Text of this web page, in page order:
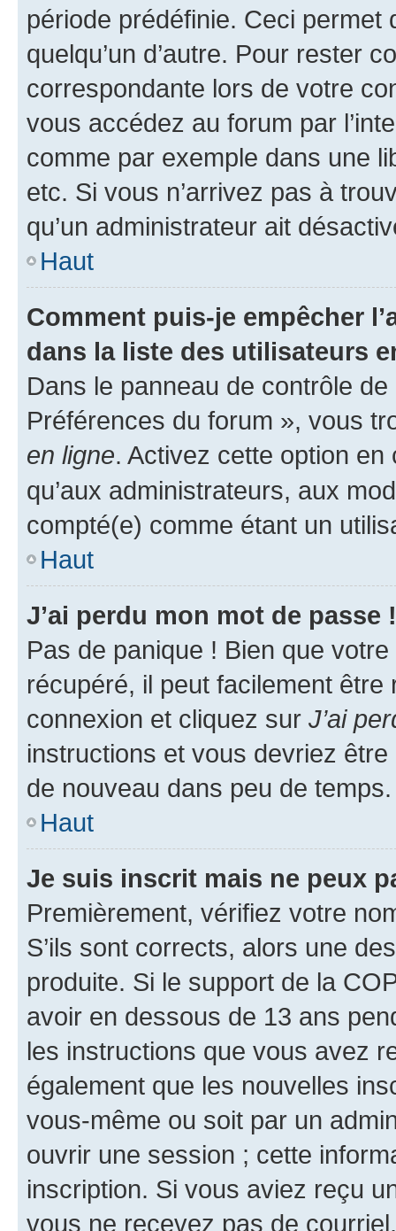
période prédéfinie. Ceci permet
quelqu’un d’autre. Pour rester
correspondante lors de votre
vous accédez au forum par
comme par exemple dans une
etc. Si vous n’arrivez pas à
qu’un administrateur ait
Haut
Comment puis-je empêcher
dans la liste des utilisateurs
Dans le panneau de contrôle
Préférences du forum », vous
en ligne. Activez cette option
qu’aux administrateurs, aux
compté(e) comme étant un
Haut
J’ai perdu mon mot de passe !
Pas de panique ! Bien que
récupéré, il peut facilement
connexion et cliquez sur J’ai
instructions et vous devriez
de nouveau dans peu de temps.
Haut
Je suis inscrit mais ne peux
Premièrement, vérifiez votre
S’ils sont corrects, alors une
produite. Si le support de la
avoir en dessous de 13 ans
les instructions que vous avez
également que les nouvelles
vous-même ou soit par un
ouvrir une session ; cette
inscription. Si vous aviez reçu
vous ne recevez pas de